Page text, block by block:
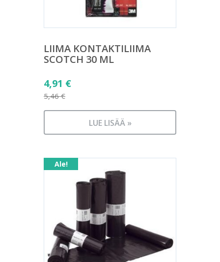
LIIMA KONTAKTILIIMA
SCOTCH 30 ML
5,46€
Alkuperäinen
hinta
oli:
4,91 €
Nykyinen
on:
LUE LISÄÄ »
Ale!